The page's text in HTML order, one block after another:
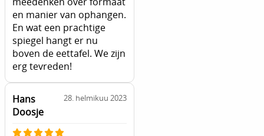
en manier van ophangen.
En wat een prachtige
spiegel hangt er nu
boven de eettafel. We zijn
erg tevreden!
Hans
Doosje
28. helmikuu 2023